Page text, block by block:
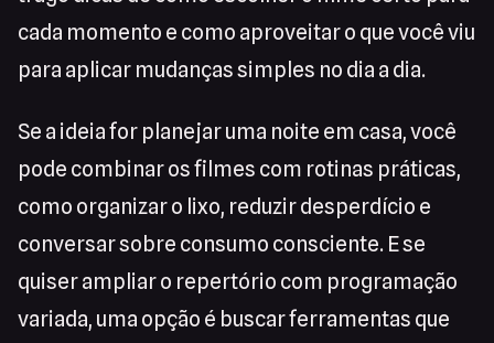
cada momento e como aproveitar o que você viu
para aplicar mudanças simples no dia a dia.
Se a ideia for planejar uma noite em casa, você
pode combinar os filmes com rotinas práticas,
como organizar o lixo, reduzir desperdício e
conversar sobre consumo consciente. E se
quiser ampliar o repertório com programação
variada, uma opção é buscar ferramentas que